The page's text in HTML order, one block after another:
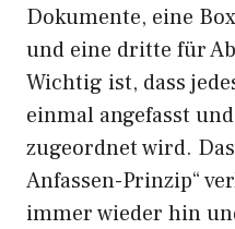
Dokumente, eine
und eine dritte für
Wichtig ist, dass
einmal angefasst
zugeordnet wird.
Anfassen-Prinzip“
immer wieder hin